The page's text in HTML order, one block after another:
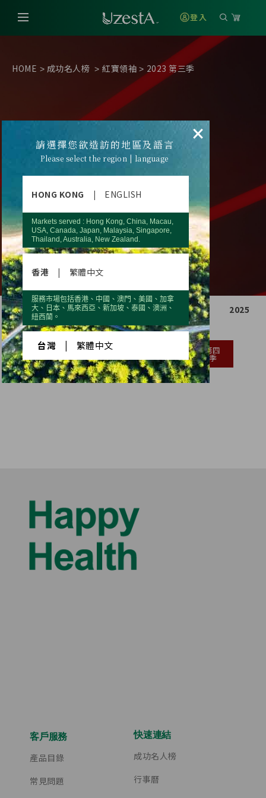
登入
HOME > 成功名人榜 > 紅寶領袖 > 2023 第三季
2021 2022 2023 2024 2025
第一
季
第二
季 季
第四
季
客戶服務
產品目錄
常見問題
快速連結
成功名人榜
行事曆
×
請選擇您欲造訪的地區及語言
Please select the region | language
HONG KONG | ENGLISH
Markets served : Hong Kong, China, Macau,
USA, Canada, Japan, Malaysia, Singapore,
Thailand, Australia, New Zealand.
香港 | 繁體中文
服務市場包括香港、中國、澳門、美國、加拿
大、日本、馬來西亞、新加坡、泰國、澳洲、
紐西蘭。
台灣 繁體中文